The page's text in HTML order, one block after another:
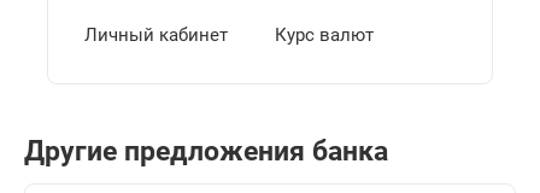
Личный кабинет Курс валют
Другие предложения банка